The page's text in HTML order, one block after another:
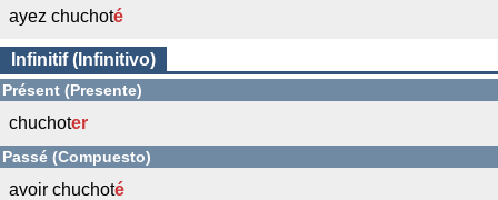
ayez chuchoté
Infinitif (Infinitivo)
Présent (Presente)
chuchoter
Passé (Compuesto)
avoir chuchoté